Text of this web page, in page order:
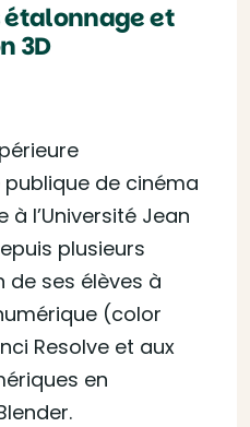
étalonnage et
3D
publique de cinéma
l’Université Jean
plusieurs
ses élèves à
(color
Resolve et aux
en